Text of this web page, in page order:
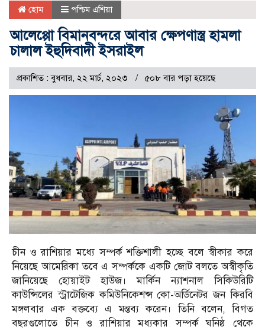
হোম পশ্চিম এশিয়া
আলেপ্পো বিমানবন্দরে আবার ক্ষেপণাস্ত্র হামলা
চালাল ইহুদিবাদী ইসরাইল
প্রকাশিত : বুধবার, ২২ মার্চ, ২০২৩ ৫০৮ বার পড়া হয়েছে
চীন ও রাশিয়ার মধ্যে সম্পর্ক শক্তিশালী হচ্ছে বলে স্বীকার করে
নিয়েছে আমেরিকা তবে এ সম্পর্ককে একটি জোট বলতে অস্বীকৃতি
জানিয়েছে হোয়াইট হাউজ। মার্কিন ন্যাশনাল সিকিউরিটি
কাউন্সিলের স্ট্রাটেজিক কমিউনিকেশন্স কো-অর্ডিনেটর জন কিরবি
মঙ্গলবার এক বক্তব্যে এ মন্তব্য করেন। তিনি বলেন, বিগত
বছরগুলোতে চীন ও রাশিয়ার মধ্যকার সম্পর্ক ঘনিষ্ঠ থেকে